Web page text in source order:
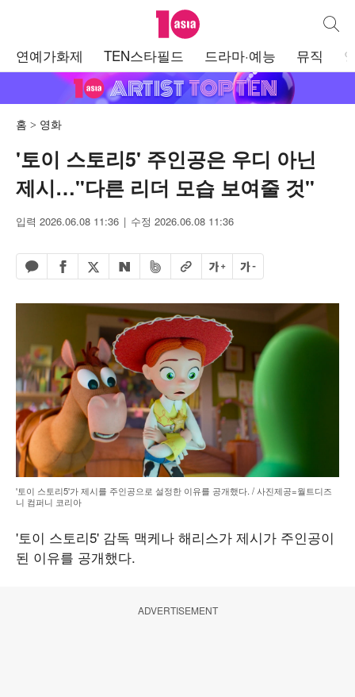
텐아시아 통합
연예가화제 TEN스타필드 드라마·예능 뮤직
홈 영화
'토이 스토리5' 주인공은 우디 아닌
제시…"다른 리더 모습 보여줄 것"
입력 2026.06.08 11:36 수정 2026.06.08 11:36
카카오톡 공유하기
페이스북 공유하기
엑스 공유하기
네이버 공유하기
밴드 공유하기
URL복사글자 크게글자 작게
'토이 스토리5'가 제시를 주인공으로 설정한 이유를 공개했다. / 사진제공=월트디즈
니 컴퍼니 코리아
'토이 스토리5' 감독 맥케나 해리스가 제시가 주인공이
된 이유를 공개했다.
ADVERTISEMENT